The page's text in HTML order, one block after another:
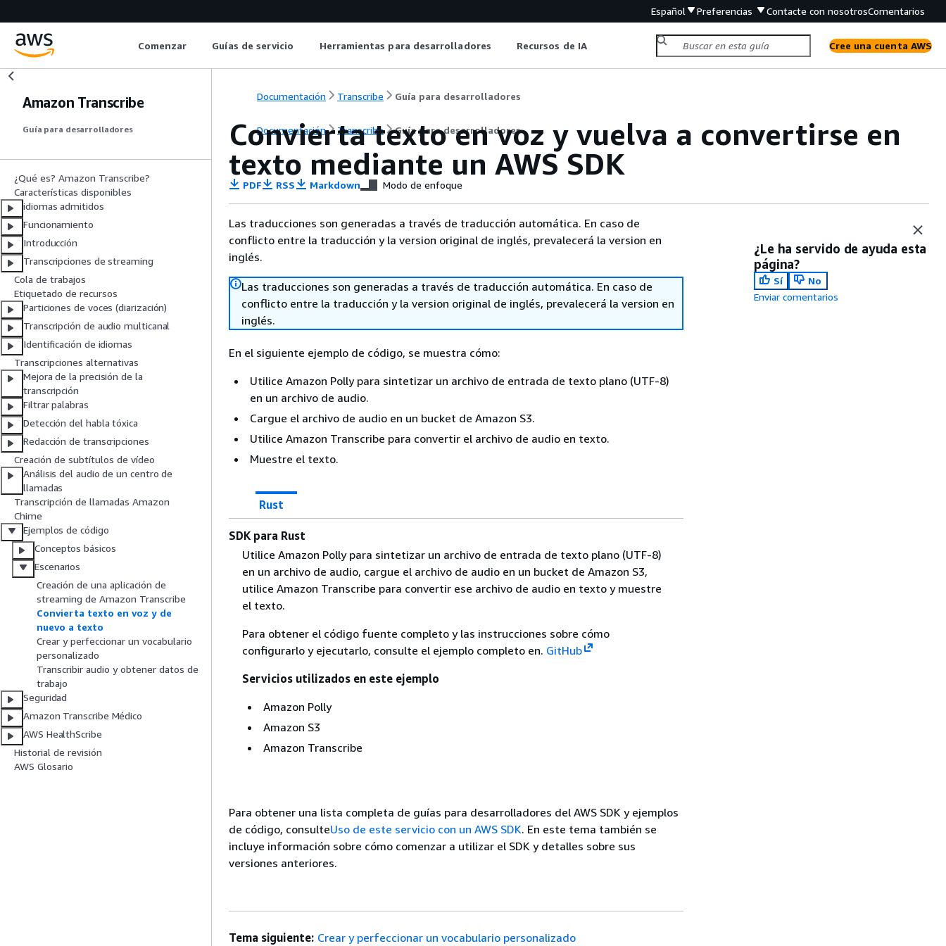
Español Preferencias Contacte con nosotrosComentarios
Comenzar Guías de servicio Herramientas para desarrolladores Recursos de IA Cree una cuenta AWS
Amazon Transcribe
Guía para desarrolladores
¿Qué es? Amazon Transcribe?
Características disponibles
idiomas admitidos
Funcionamiento
Introducción
Transcripciones de streaming
Cola de trabajos
Etiquetado de recursos
Particiones de voces (diarización)
Transcripción de audio multicanal
Identificación de idiomas
Transcripciones alternativas
Mejora de la precisión de la
transcripción
Filtrar palabras
Detección del habla tóxica
Redacción de transcripciones
Creación de subtítulos de vídeo
Análisis del audio de un centro de
llamadas
Transcripción de llamadas Amazon
Chime
Ejemplos de código
Conceptos básicos
Escenarios
Creación de una aplicación de
streaming de Amazon Transcribe
Convierta texto en voz y de
nuevo a texto
Crear y perfeccionar un vocabulario
personalizado
Transcribir audio y obtener datos de
trabajo
Seguridad
Amazon Transcribe Médico
AWS HealthScribe
Historial de revisión
AWS Glosario
Documentación Transcribe Guía para desarrolladores
Documentación Transcribe Guía para desarrolladores
Convierta texto en voz y vuelva a convertirse en
texto mediante un AWS SDK
PDF RSS Markdown Modo de enfoque
Las traducciones son generadas a través de traducción automática. En caso de
conflicto entre la traducción y la version original de inglés, prevalecerá la version en
inglés.
Las traducciones son generadas a través de traducción automática. En caso de
conflicto entre la traducción y la version original de inglés, prevalecerá la version en
inglés.
En el siguiente ejemplo de código, se muestra cómo:
Utilice Amazon Polly para sintetizar un archivo de entrada de texto plano (UTF-8)
en un archivo de audio.
Cargue el archivo de audio en un bucket de Amazon S3.
Utilice Amazon Transcribe para convertir el archivo de audio en texto.
Muestre el texto.
Rust
SDK para Rust
Utilice Amazon Polly para sintetizar un archivo de entrada de texto plano (UTF-8)
en un archivo de audio, cargue el archivo de audio en un bucket de Amazon S3,
utilice Amazon Transcribe para convertir ese archivo de audio en texto y muestre
el texto.
Para obtener el código fuente completo y las instrucciones sobre cómo
configurarlo y ejecutarlo, consulte el ejemplo completo en. GitHub
Servicios utilizados en este ejemplo
Amazon Polly
Amazon S3
Amazon Transcribe
Para obtener una lista completa de guías para desarrolladores del AWS SDK y ejemplos
de código, consulteUso de este servicio con un AWS SDK. En este tema también se
incluye información sobre cómo comenzar a utilizar el SDK y detalles sobre sus
versiones anteriores.
¿Le ha servido de ayuda esta
página?
Sí
No
Enviar comentarios
Tema siguiente: Crear y perfeccionar un vocabulario personalizado